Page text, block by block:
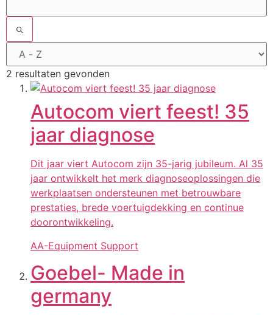
2 resultaten gevonden
Autocom viert feest! 35
jaar diagnose
Dit jaar viert Autocom zijn 35-jarig jubileum. Al 35
jaar ontwikkelt het merk diagnoseoplossingen die
werkplaatsen ondersteunen met betrouwbare
prestaties, brede voertuigdekking en continue
doorontwikkeling.
AA-Equipment Support
Goebel- Made in
germany